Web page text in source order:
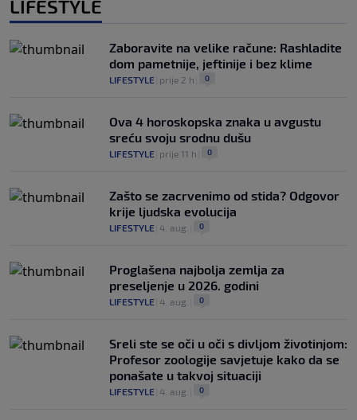
LIFESTYLE
Zaboravite na velike račune: Rashladite
dom pametnije, jeftinije i bez klime
LIFESTYLE prije 2 h 0
Ova 4 horoskopska znaka u avgustu
sreću svoju srodnu dušu
LIFESTYLE prije 11 h 0
Zašto se zacrvenimo od stida? Odgovor
krije ljudska evolucija
LIFESTYLE 4. aug. 0
Proglašena najbolja zemlja za
preseljenje u 2026. godini
LIFESTYLE 4. aug. 0
Sreli ste se oči u oči s divljom životinjom:
Profesor zoologije savjetuje kako da se
ponašate u takvoj situaciji
LIFESTYLE 4. aug. 0